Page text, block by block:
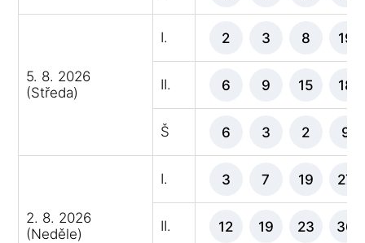
5. 8. 2026
(Středa)
I. 2 3 8 19
II. 6 9 15 18
Š 6 3 2 9
2. 8. 2026
(Neděle)
I. 3 7 19 27
II. 12 19 23 36